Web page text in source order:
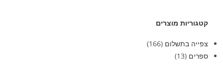
קטגוריות מוצרים
צפייה בתשלום (166)
ספרים (13)